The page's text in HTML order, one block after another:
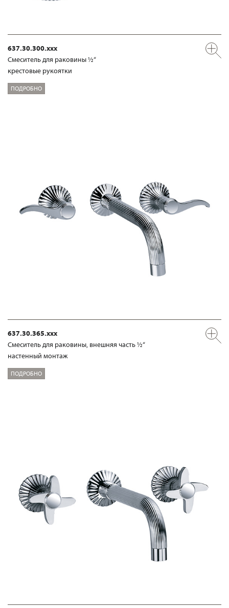
637.30.300.xxx
Смеситель для раковины ½“
крестовые рукоятки
ПОДРОБНО
637.30.365.xxx
Смеситель для раковины, внешняя часть ½“
настенный монтаж
ПОДРОБНО